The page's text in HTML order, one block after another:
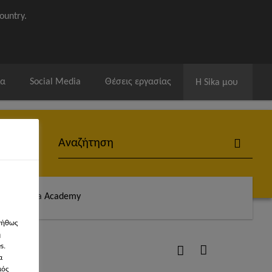
Social Media Θέσεις εργασίας Η Sika μου
Sika Academy